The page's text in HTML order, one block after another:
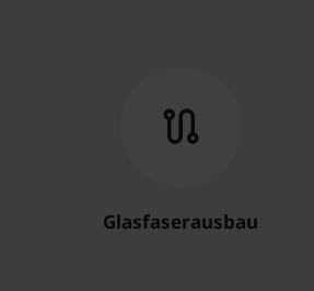
Glasfaserausbau